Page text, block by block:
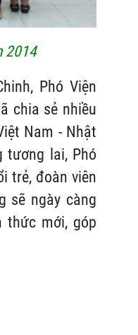
2014
Phó Viện
chia sẻ nhiều
Nam - Nhật
tương lai, Phó
trẻ, đoàn viên
sẽ ngày càng
thức mới, góp